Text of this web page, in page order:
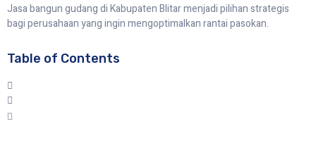
Jasa bangun gudang di Kabupaten Blitar menjadi pilihan strategis
bagi perusahaan yang ingin mengoptimalkan rantai pasokan.
Table of Contents